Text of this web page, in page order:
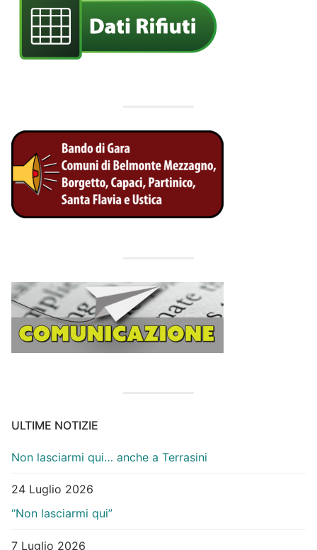
ULTIME NOTIZIE
Non lasciarmi qui… anche a Terrasini
24 Luglio 2026
“Non lasciarmi qui”
7 Luglio 2026